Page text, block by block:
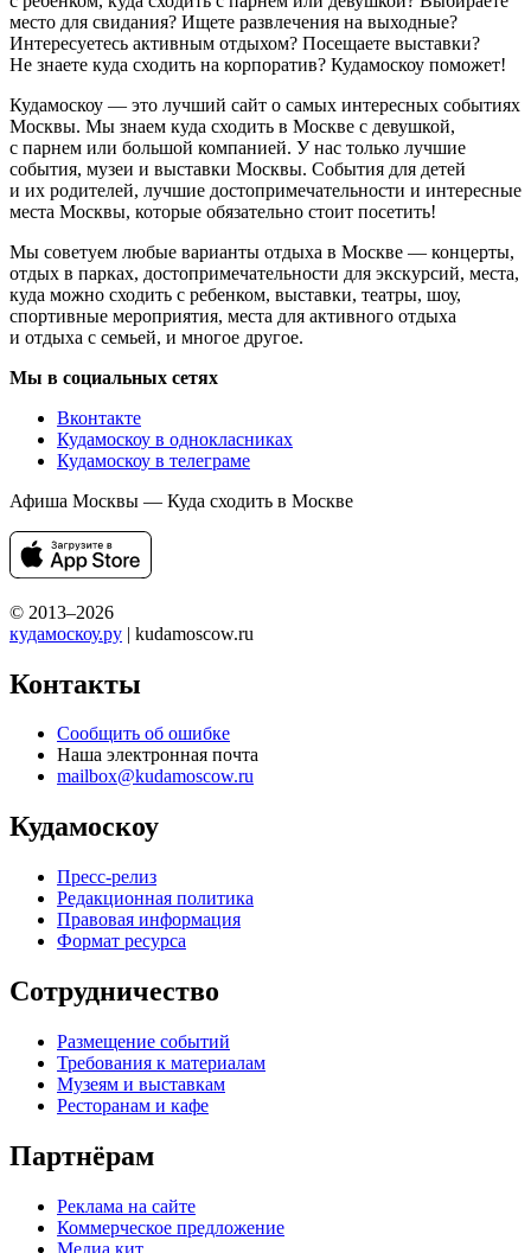
место для свидания? Ищете развлечения на выходные?
Интересуетесь активным отдыхом? Посещаете выставки?
Не знаете куда сходить на корпоратив? Кудамоскоу поможет!
Кудамоскоу — это лучший сайт о самых интересных событиях
Москвы. Мы знаем куда сходить в Москве с девушкой,
с парнем или большой компанией. У нас только лучшие
события, музеи и выставки Москвы. События для детей
и их родителей, лучшие достопримечательности и интересные
места Москвы, которые обязательно стоит посетить!
Мы советуем любые варианты отдыха в Москве — концерты,
отдых в парках, достопримечательности для экскурсий, места,
куда можно сходить с ребенком, выставки, театры, шоу,
спортивные мероприятия, места для активного отдыха
и отдыха с семьей, и многое другое.
Мы в социальных сетях
Вконтакте
Кудамоскоу в однокласниках
Кудамоскоу в телеграме
Афиша Москвы — Куда сходить в Москве
© 2013–2026
кудамоскоу.ру | kudamoscow.ru
Контакты
Сообщить об ошибке
Наша электронная почта
mailbox@kudamoscow.ru
Кудамоскоу
Пресс-релиз
Редакционная политика
Правовая информация
Формат ресурса
Сотрудничество
Размещение событий
Требования к материалам
Музеям и выставкам
Ресторанам и кафе
Партнёрам
Реклама на сайте
Коммерческое предложение
Медиа кит